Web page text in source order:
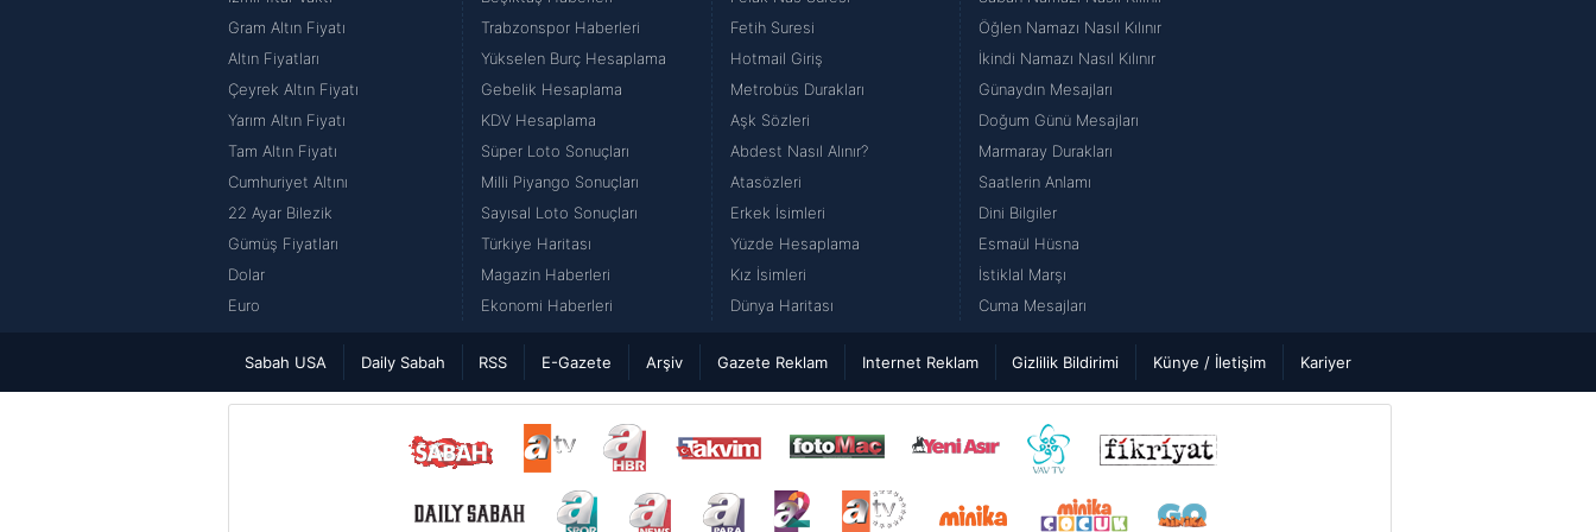
Gram Altın Fiyatı
Altın Fiyatları
Çeyrek Altın Fiyatı
Yarım Altın Fiyatı
Tam Altın Fiyatı
Cumhuriyet Altını
22 Ayar Bilezik
Gümüş Fiyatları
Dolar
Euro
Trabzonspor Haberleri
Yükselen Burç Hesaplama
Gebelik Hesaplama
KDV Hesaplama
Süper Loto Sonuçları
Milli Piyango Sonuçları
Sayısal Loto Sonuçları
Türkiye Haritası
Magazin Haberleri
Ekonomi Haberleri
Fetih Suresi
Hotmail Giriş
Metrobüs Durakları
Aşk Sözleri
Abdest Nasıl Alınır?
Atasözleri
Erkek İsimleri
Yüzde Hesaplama
Kız İsimleri
Dünya Haritası
Öğlen Namazı Nasıl Kılınır
İkindi Namazı Nasıl Kılınır
Günaydın Mesajları
Doğum Günü Mesajları
Marmaray Durakları
Saatlerin Anlamı
Dini Bilgiler
Esmaül Hüsna
İstiklal Marşı
Cuma Mesajları
Sabah USA Daily Sabah RSS E-Gazete Arşiv Gazete Reklam Internet Reklam Gizlilik Bildirimi Künye / İletişim Kariyer